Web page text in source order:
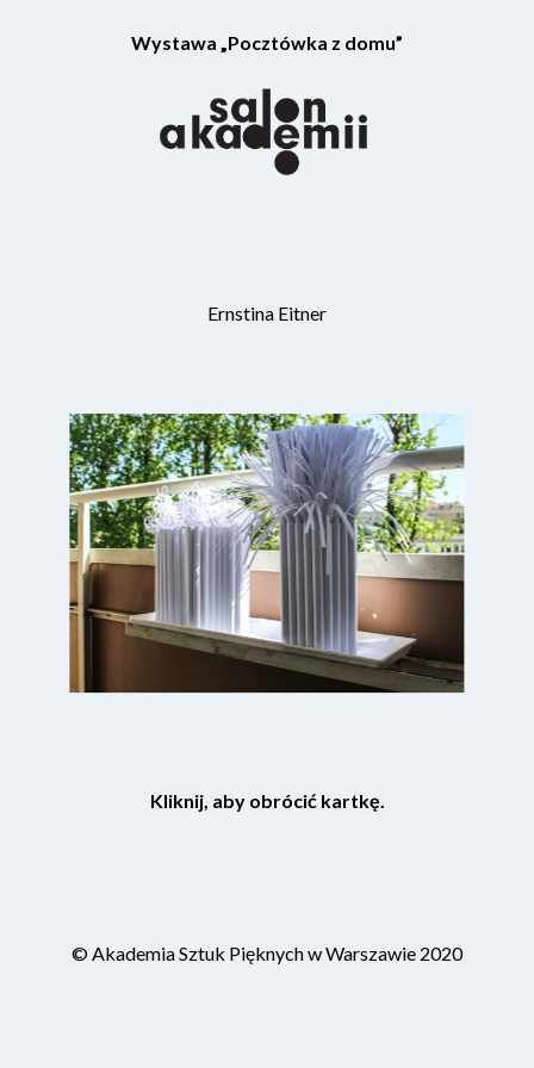
Wystawa „Pocztówka z domu”
Ernstina Eitner
Kliknij, aby obrócić kartkę.
© Akademia Sztuk Pięknych w Warszawie 2020